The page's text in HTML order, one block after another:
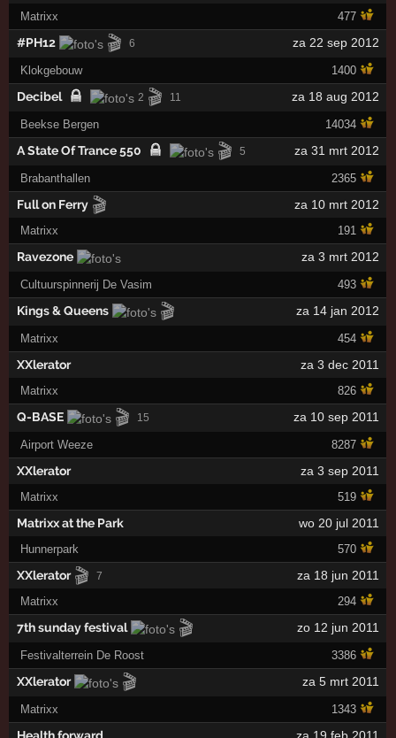
Matrixx 477
#PH12 🎬 6 za 22 sep 2012
Klokgebouw 1400
Decibel 2 🎬 11 za 18 aug 2012
Beekse Bergen 14034
A State Of Trance 550 🎬 5 za 31 mrt 2012
Brabanthallen 2365
Full on Ferry 🎬 za 10 mrt 2012
Matrixx 191
Ravezone za 3 mrt 2012
Cultuurspinnerij De Vasim 493
Kings & Queens 🎬 za 14 jan 2012
Matrixx 454
XXlerator za 3 dec 2011
Matrixx 826
Q-BASE 🎬 15 za 10 sep 2011
Airport Weeze 8287
XXlerator za 3 sep 2011
Matrixx 519
Matrixx at the Park wo 20 jul 2011
Hunnerpark 570
XXlerator 🎬 7 za 18 jun 2011
Matrixx 294
7th sunday festival 🎬 zo 12 jun 2011
Festivalterrein De Roost 3386
XXlerator 🎬 za 5 mrt 2011
Matrixx 1343